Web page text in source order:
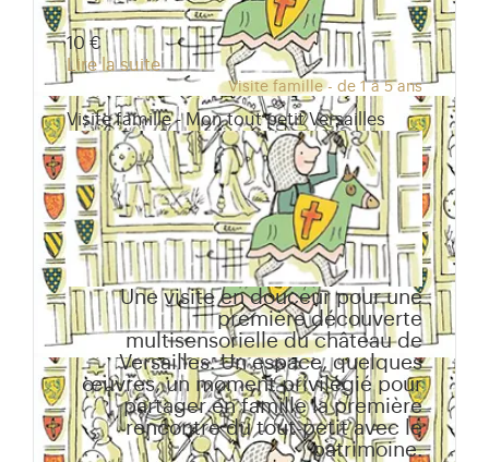
10 €
Lire la suite
Visite famille - de 1 à 5 ans
Visite famille - Mon tout petit Versailles
Une visite en douceur pour une
première découverte
multisensorielle du château de
Versailles. Un espace, quelques
œuvres, un moment privilégié pour
partager en famille la première
rencontre du tout-petit avec le
patrimoine.